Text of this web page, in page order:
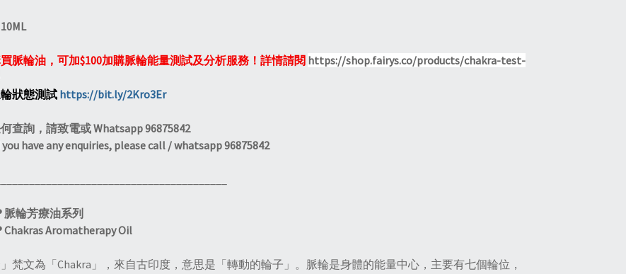
脈輪油，可加$100加購脈輪能量測試及分析服務！詳情請閱 https://shop.fairys.co/products/chakra-test-
狀態測試 https://bit.ly/2Kro3Er
查詢，請致電或 Whatsapp 96875842
have any enquiries, please call / whatsapp 96875842
脈輪芳療油系列
Chakras Aromatherapy Oil
」梵文為「Chakra」，來自古印度，意思是「轉動的輪子」。脈輪是身體的能量中心，主要有七個輪位，